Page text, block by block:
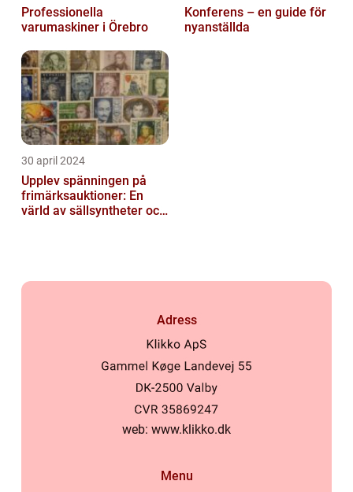
Professionella
varumaskiner i Örebro
Konferens – en guide för
nyanställda
30 april 2024
Upplev spänningen på
frimärksauktioner: En
värld av sällsyntheter och
Adress
web: www.klikko.dk
Menu